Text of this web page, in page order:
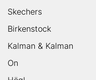
Skechers
Birkenstock
Kalman & Kalman
On